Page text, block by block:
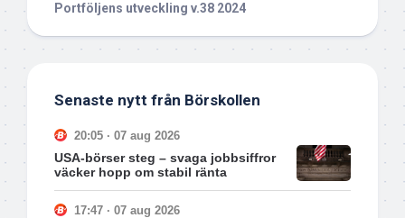
Portföljens utveckling v.38 2024
Senaste nytt från Börskollen
20:05 · 07 aug 2026
USA-börser steg – svaga jobbsiffror
väcker hopp om stabil ränta
17:47 · 07 aug 2026